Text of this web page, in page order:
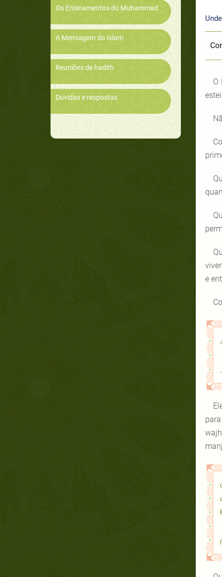
Os Ensinamentos do Muhammad
A Mensagem do Islam
Reuniões de hadith
Dúvidas e respostas
e